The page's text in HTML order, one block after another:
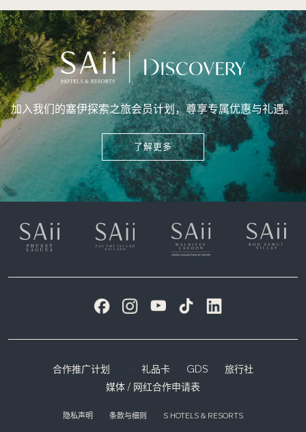
加入我们的塞伊探索之旅会员计划，尊享专属优惠与礼遇。
了解更多
合作推广计划 礼品卡 GDS
旅行社
媒体 / 网红合作申请表
隐私声明 条款与细则 S HOTELS & RESORTS